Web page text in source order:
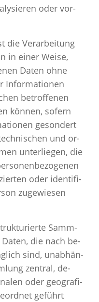
oder vor­
die Ver­ar­bei­tung
in einer Weise,
Daten ohne
In­for­ma­tio­nen
be­trof­fe­nen
kön­nen, so­fern
ge­son­dert
und or­
un­ter­lie­gen, die
oder iden­ti­fi­
zu­ge­wie­sen
Samm­
die nach be­
sind, un­ab­hän­
zen­tral, de­
oder geo­gra­fi­
ge­führt